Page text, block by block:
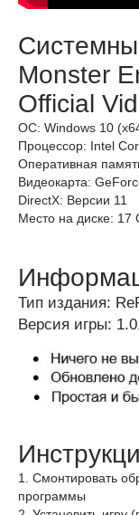
Monster
Official
ОС: Windows 10
Процессор: Intel
Оперативная
Видеокарта:
DirectX: Версии 11
Место на диске: 17
Тип издания:
Версия игры:
1. Смонтировать
программы